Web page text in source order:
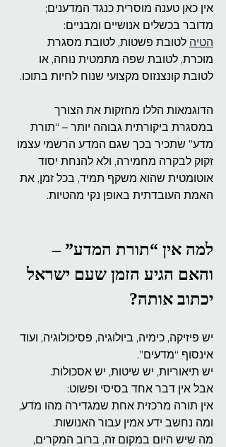
אין כאן טענה מוסרית כנגד המדענים;
מדובר בכשלים אנושיים ומבניים:
הטיה לטובת פשטות, לטובת מסגרת
מוכרת, לטובת שפה מתמטית נוחה, או
לטובת קונצנזוס מקצועי שנוח לחיות בתוכו.
הדוגמאות הללו מחזקות את הצורך
במסגרת ביקורתית גבוהה יותר – “תורת
מדע” שתכיר בכך שגם המדע הרשמי עצמו
זקוק לבקרה מחמירה, ולא להנחת יסוד
אוטומטית שהוא משקף תמיד, בכל זמן, את
האמת העובדתית באופן נקי מהטיות.
למה אין “תורת המדע” –
והאם הגיע הזמן שעם ישראל
יכתוב אותה?
יש פיזיקה, כימיה, ביולוגיה, פסיכולוגיה, ועוד
אינסוף “מדעים”.
יש תיאוריות, יש שיטות, יש אסכולות.
אבל אין דבר אחד בסיסי ופשוט:
אין תורה מרכזית אחת שמגדירה מהו מדע,
ומה נחשב ידע אמין עבור האנושות.
מה שיש היום במקום זה, ברוב המקרים,